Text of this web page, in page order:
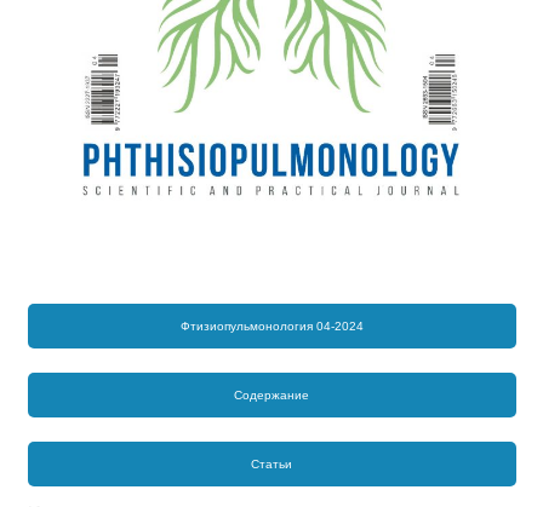
Фтизиопульмонология 04-2024
Содержание
Статьи